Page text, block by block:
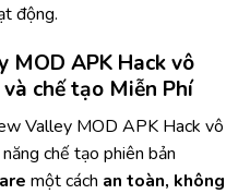
động.
APK Hack vô
chế tạo Miễn Phí
Valley MOD APK Hack vô
chế tạo phiên bản
một cách an toàn, không